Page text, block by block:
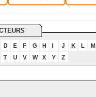
D E F G H J K L M
T
U V W X Y Z